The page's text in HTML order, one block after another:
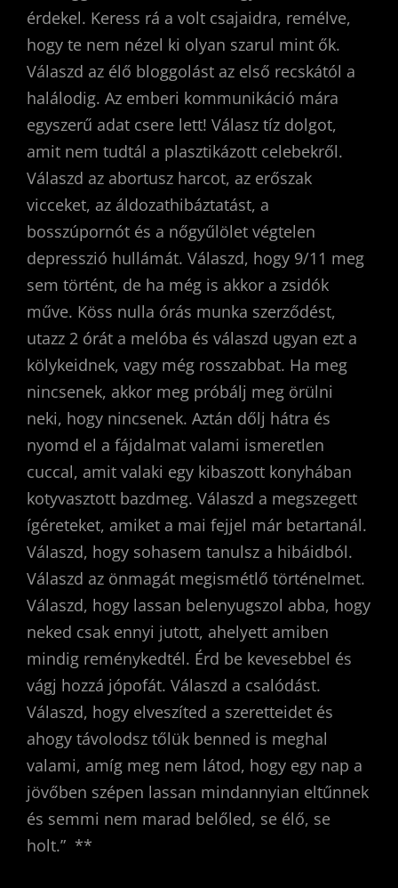
érdekel. Keress rá a volt csajaidra, remélve,
hogy te nem nézel ki olyan szarul mint ők.
Válaszd az élő bloggolást az első recskától a
halálodig. Az emberi kommunikáció mára
egyszerű adat csere lett! Válasz tíz dolgot,
amit nem tudtál a plasztikázott celebekről.
Válaszd az abortusz harcot, az erőszak
vicceket, az áldozathibáztatást, a
bosszúpornót és a nőgyűlölet végtelen
depresszió hullámát. Válaszd, hogy 9/11 meg
sem történt, de ha még is akkor a zsidók
műve. Köss nulla órás munka szerződést,
utazz 2 órát a melóba és válaszd ugyan ezt a
kölykeidnek, vagy még rosszabbat. Ha meg
nincsenek, akkor meg próbálj meg örülni
neki, hogy nincsenek. Aztán dőlj hátra és
nyomd el a fájdalmat valami ismeretlen
cuccal, amit valaki egy kibaszott konyhában
kotyvasztott bazdmeg. Válaszd a megszegett
ígéreteket, amiket a mai fejjel már betartanál.
Válaszd, hogy sohasem tanulsz a hibáidból.
Válaszd az önmagát megismétlő történelmet.
Válaszd, hogy lassan belenyugszol abba, hogy
neked csak ennyi jutott, ahelyett amiben
mindig reménykedtél. Érd be kevesebbel és
vágj hozzá jópofát. Válaszd a csalódást.
Válaszd, hogy elveszíted a szeretteidet és
ahogy távolodsz tőlük benned is meghal
valami, amíg meg nem látod, hogy egy nap a
jövőben szépen lassan mindannyian eltűnnek
és semmi nem marad belőled, se élő, se
holt.” **